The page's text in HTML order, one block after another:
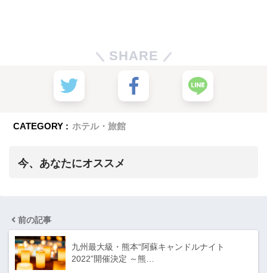
SHARE
CATEGORY : ホテル・旅館
今、あなたにオススメ
前の記事
九州最大級・熊本“阿蘇キャンドルナイト
2022”開催決定 ～熊…